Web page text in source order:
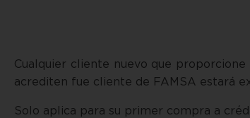
Cualquier cliente nuevo que
acrediten fue cliente de FAMSA estará
Solo aplica para su primer compra a